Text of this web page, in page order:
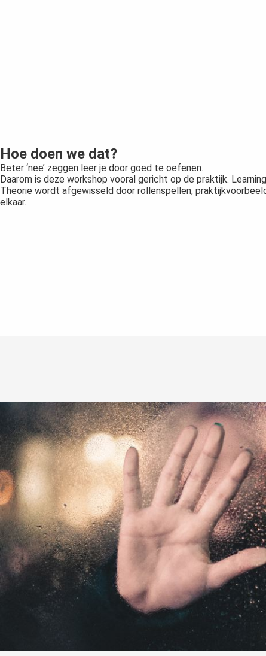
Hoe doen we dat?
Beter ‘nee’ zeggen leer je door goed te oefenen.
Daarom is deze workshop vooral gericht op de praktijk.
Theorie wordt afgewisseld door rollenspellen,
elkaar.